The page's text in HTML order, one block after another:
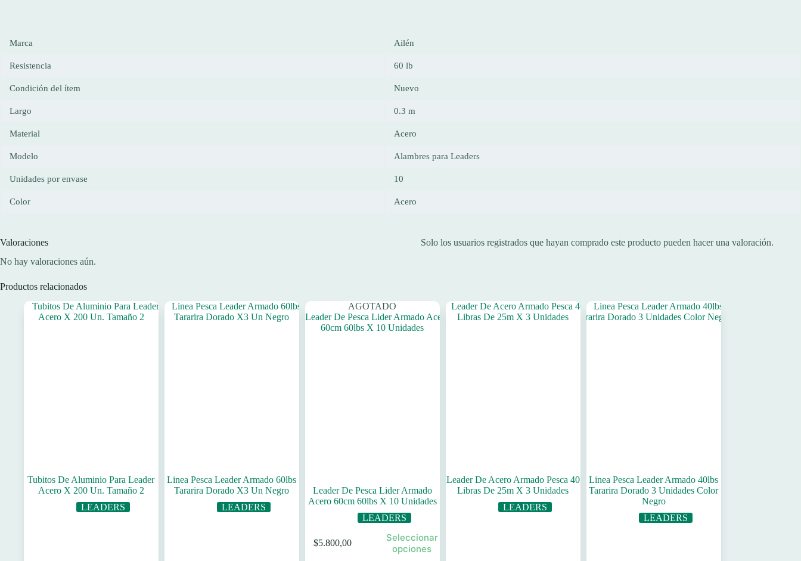
Marca Ailén
Resistencia 60 lb
Condición del ítem Nuevo
Largo 0.3 m
Material Acero
Modelo Alambres para Leaders
Unidades por envase 10
Color Acero
Valoraciones
No hay valoraciones aún.
Solo los usuarios registrados que hayan comprado este producto pueden hacer una valoración.
Productos relacionados
Tubitos De Aluminio Para Leader
Acero X 200 Un. Tamaño 2
LEADERS
Linea Pesca Leader Armado 60lbs
Tararira Dorado X3 Un Negro
LEADERS
AGOTADO
Leader De Pesca Lider Armado
Acero 60cm 60lbs X 10 Unidades
LEADERS
$5.800,00
Seleccionar
opciones
producto
Leader De Acero Armado Pesca 40
Libras De 25m X 3 Unidades
LEADERS
Linea Pesca Leader Armado 40lbs
Tararira Dorado 3 Unidades Color
Negro
LEADERS